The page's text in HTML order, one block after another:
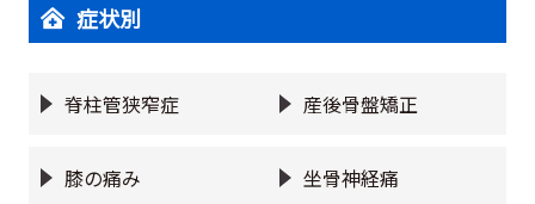
症状別
脊柱管狭窄症 産後骨盤矯正
膝の痛み 坐骨神経痛